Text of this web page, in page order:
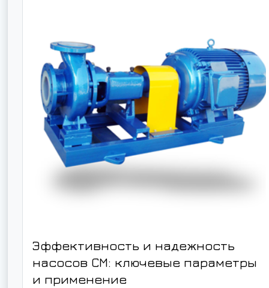
Эффективность и надежность
насосов СМ: ключевые параметры
и применение